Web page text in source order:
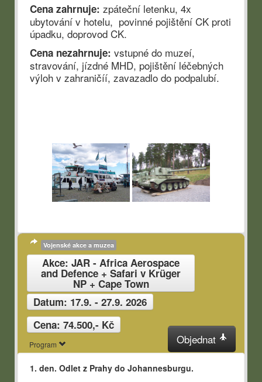
Cena zahrnuje: zpáteční letenku, 4x
ubytování v hotelu, povinné pojištění CK proti
úpadku, doprovod CK.
Cena nezahrnuje:vstupné do muzeí,
stravování, jízdné MHD, pojištění léčebných
výloh v zahraničíí, zavazadlo do podpalubí.
Vojenské akce a muzea
Akce: JAR - Africa Aerospace
and Defence + Safari v Krüger
NP + Cape Town
Datum: 17.9. - 27.9. 2026
Cena: 74.500,- Kč
Program Objednat
1. den. Odlet z Prahy do Johannesburgu.